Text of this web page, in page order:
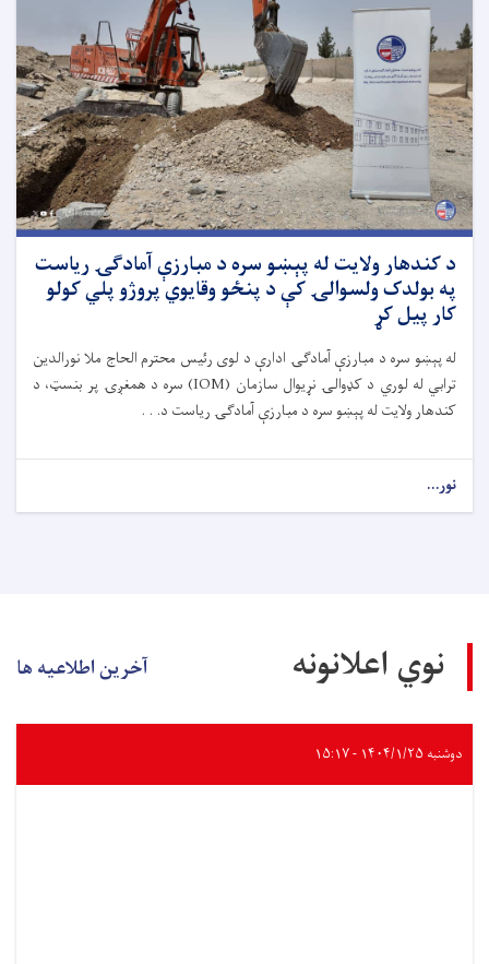
د کندهار ولایت له پېښو سره د مبارزې آمادګۍ ریاست
په بولدک ولسوالۍ کې د پنځو وقایوي پروژو پلي کولو
کار پیل کړ
له پېښو سره د مبارزې آمادګۍ ادارې د لوی رئیس محترم الحاج ملا نورالدین
ترابي له لوري د کډوالۍ نړیوال سازمان (IOM) سره د همغږۍ پر بنسټ، د
کندهار ولایت له پېښو سره د مبارزې آمادګۍ ریاست د. . .
نور...
نوي اعلانونه آخرین اطلاعیه ها
دوشنبه ۱۴۰۴/۱/۲۵ - ۱۵:۱۷